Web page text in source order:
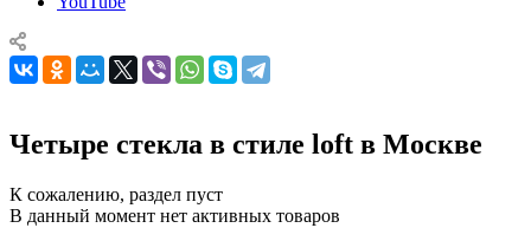
Четыре стекла в стиле loft в Москве
К сожалению, раздел пуст
В данный момент нет активных товаров